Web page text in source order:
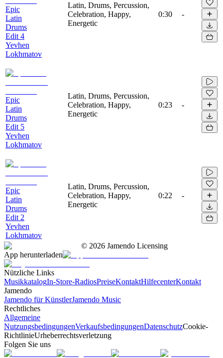
Epic
Latin
Drums
Edit 4
Yevhen
Lokhmatov
Latin, Drums, Percussion,
Celebration, Happy,
Energetic
0:30 -
Epic
Latin
Drums
Edit 5
Yevhen
Lokhmatov
Latin, Drums, Percussion,
Celebration, Happy,
Energetic
0:23 -
Epic
Latin
Drums
Edit 2
Yevhen
Lokhmatov
Latin, Drums, Percussion,
Celebration, Happy,
Energetic
0:22 -
© 2026 Jamendo Licensing
App herunterladen
Nützliche Links
MusikkatalogIn-Store-RadiosPreiseKontaktHilfecenterKontakt
Jamendo
Jamendo für KünstlerJamendo Music
Rechtliches
Allgemeine
NutzungsbedingungenVerkaufsbedingungenDatenschutzCookie-
RichtlinieUrheberrechtsverletzung
Folgen Sie uns